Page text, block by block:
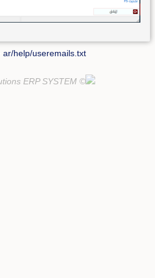
ar/help/useremails.txt